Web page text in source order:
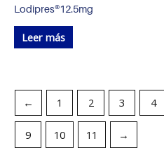
Lodipres®12.5mg
Leer más
← 1 2 3 4
9 10 11 →